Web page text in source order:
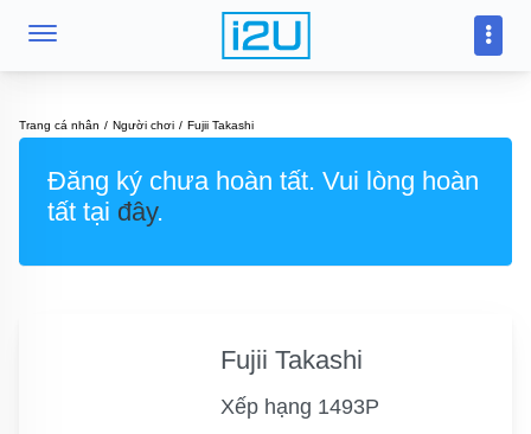
Trang cá nhân Người chơi Fujii Takashi
Đăng ký chưa hoàn tất. Vui lòng hoàn
tất tại đây.
Fujii Takashi
Xếp hạng 1493P